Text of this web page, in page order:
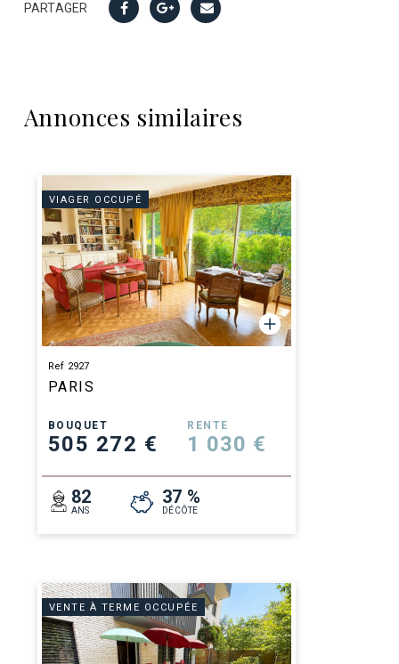
PARTAGER
Annonces similaires
VIAGER OCCUPÉ
Ref 2927
PARIS
BOUQUET
505 272 €
RENTE
1 030 €
82
ANS
37 %
DÉCÔTE
VENTE À TERME OCCUPÉE